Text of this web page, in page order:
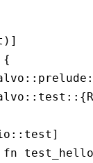
{
:: prelude
:: test :: {
:: test]
fn